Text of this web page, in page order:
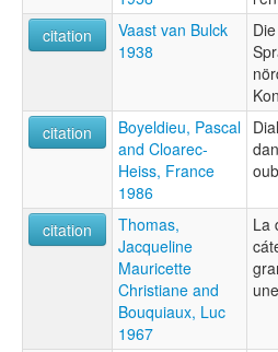
citation
Vaast van Bulck
1938
citation
Boyeldieu, Pascal
and Cloarec-
Heiss, France
1986
citation
Thomas,
Jacqueline
Mauricette
Christiane and
Bouquiaux, Luc
1967
La